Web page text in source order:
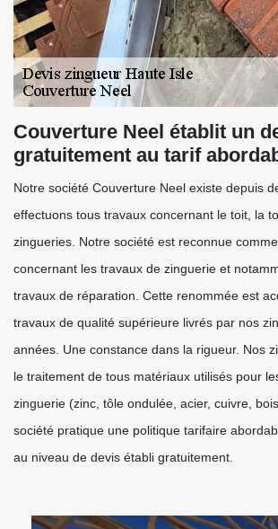
Couverture Neel établit un
gratuitement au tarif
Notre société Couverture Neel existe depuis
effectuons tous travaux concernant le toit, la
zingueries. Notre société est reconnue
concernant les travaux de zinguerie et
travaux de réparation. Cette renommée est
travaux de qualité supérieure livrés par nos
années. Une constance dans la rigueur. Nos
le traitement de tous matériaux utilisés pour
zinguerie (zinc, tôle ondulée, acier, cuivre,
société pratique une politique tarifaire
au niveau de devis établi gratuitement.